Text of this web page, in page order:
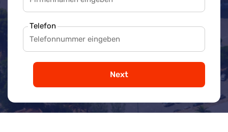
Telefon
Next